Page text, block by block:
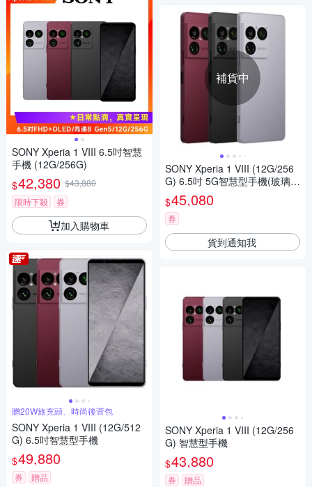
SONY Xperia 1 VIII 6.5吋智慧
手機 (12G/256G)
$42,380 $43,880
限時下殺
券
加入購物車
贈20W旅充頭、時尚後背包
SONY Xperia 1 VIII (12G/512
G) 6.5吋智慧型手機
$49,880
券 贈品
補貨中
SONY Xperia 1 VIII (12G/256
G) 6.5吋 5G智慧型手機(玻璃貼
+保護殼組合)
$45,080
券
貨到通知我
SONY Xperia 1 VIII (12G/256
G) 智慧型手機
$43,880
券 贈品